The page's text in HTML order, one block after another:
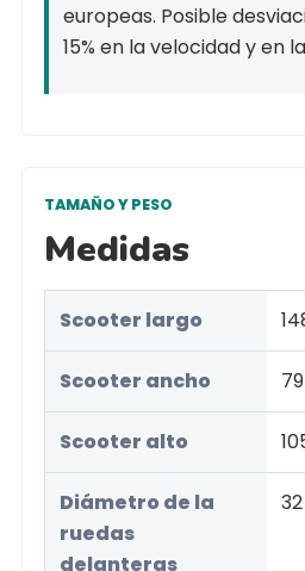
europeas. Posible
15% en la velocidad y en
TAMAÑO Y PESO
Medidas
Scooter largo
Scooter ancho
Scooter alto
Diámetro de la
ruedas
delanteras